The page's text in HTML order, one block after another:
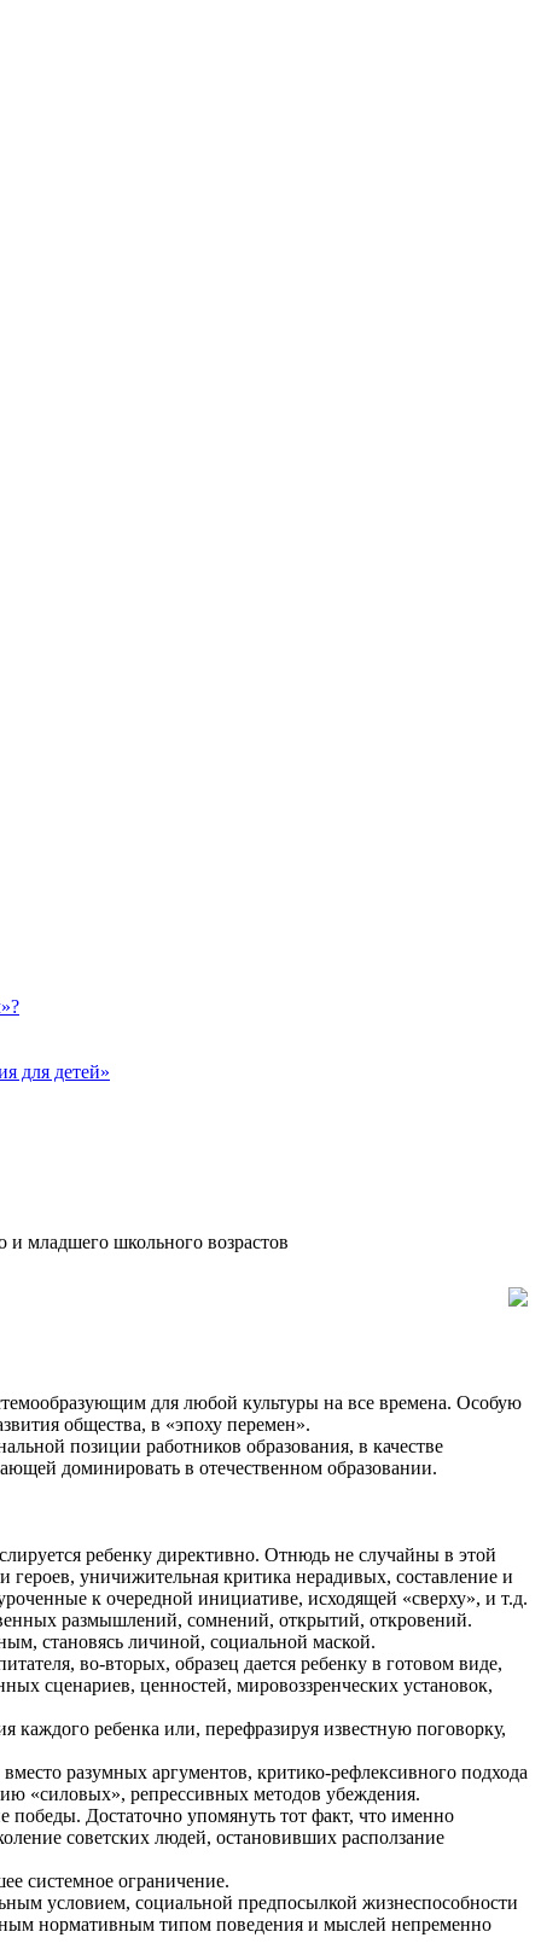
для детей»
и младшего школьного возрастов
для любой культуры на все времена. Особую
общества, в «эпоху перемен».
позиции работников образования, в качестве
доминировать в отечественном образовании.
ребенку директивно. Отнюдь не случайны в этой
уничижительная критика нерадивых, составление и
к очередной инициативе, исходящей «сверху», и т.д.
размышлений, сомнений, открытий, откровений.
становясь личиной, социальной маской.
во-вторых, образец дается ребенку в готовом виде,
сценариев, ценностей, мировоззренческих установок,
ребенка или, перефразируя известную поговорку,
разумных аргументов, критико-рефлексивного подхода
«силовых», репрессивных методов убеждения.
победы. Достаточно упомянуть тот факт, что именно
советских людей, остановивших расползание
системное ограничение.
условием, социальной предпосылкой жизнеспособности
нормативным типом поведения и мыслей непременно